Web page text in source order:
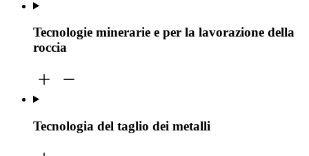
Tecnologie minerarie e per la lavorazione della
roccia
Tecnologia del taglio dei metalli